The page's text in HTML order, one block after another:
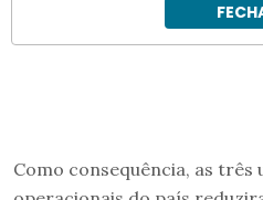
Como consequência, as três